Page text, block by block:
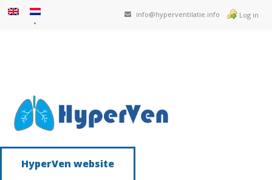
info@hyperventilatie.info Log in
HyperVen website